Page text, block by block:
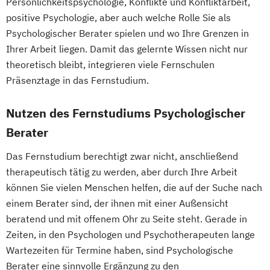
Fitnesstrainer/-in B-Lizenz
Gesundheitspädagoge/-in -
Gesundheitsberater/-in
Gesundheitspädagoge/-in -
Gesundheitsberater/-in Fachrichtung
Gesundheitspädagoge/-in -
Gesundheitsberater/-in Fachrichtung
"Ernährung in besonderen Lebensphasen"
Gesundheitspädagoge/-in -
Gesundheitsberater/-in Fachrichtung
"Heilpflanzenkunde"
Gesundheitspädagoge/-in -
Gesundheitsberater/-in mit Fachrichtung
"Lebensmittelunverträglichkeiten"
positive Psychologie, aber auch welche Rolle Sie als
Psychologischer Berater spielen und wo Ihre Grenzen in
Ihrer Arbeit liegen. Damit das gelernte Wissen nicht nur
theoretisch bleibt, integrieren viele Fernschulen
Präsenztage in das Fernstudium.
Nutzen des Fernstudiums Psychologischer
Berater
Das Fernstudium berechtigt zwar nicht, anschließend
therapeutisch tätig zu werden, aber durch Ihre Arbeit
können Sie vielen Menschen helfen, die auf der Suche nach
einem Berater sind, der ihnen mit einer Außensicht
beratend und mit offenem Ohr zu Seite steht. Gerade in
Zeiten, in den Psychologen und Psychotherapeuten lange
Wartezeiten für Termine haben, sind Psychologische
Berater eine sinnvolle Ergänzung zu den